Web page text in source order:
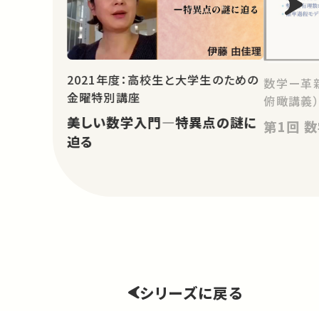
2021年度：高校生と大学生のための
金曜特別講座
美しい数学入門―特異点の謎に
迫る
数学ー革
俯瞰講義）
第
シリーズに戻る